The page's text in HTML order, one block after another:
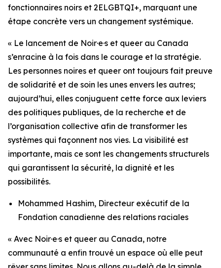
fonctionnaires noirs et 2ELGBTQI+, marquant une
étape concrète vers un changement systémique.
« Le lancement de Noir·e·s et queer au Canada
s’enracine à la fois dans le courage et la stratégie.
Les personnes noires et queer ont toujours fait preuve
de solidarité et de soin les unes envers les autres;
aujourd’hui, elles conjuguent cette force aux leviers
des politiques publiques, de la recherche et de
l’organisation collective afin de transformer les
systèmes qui façonnent nos vies. La visibilité est
importante, mais ce sont les changements structurels
qui garantissent la sécurité, la dignité et les
possibilités.
Mohammed Hashim, Directeur exécutif de la
Fondation canadienne des relations raciales
« Avec Noir·e·s et queer au Canada, notre
communauté a enfin trouvé un espace où elle peut